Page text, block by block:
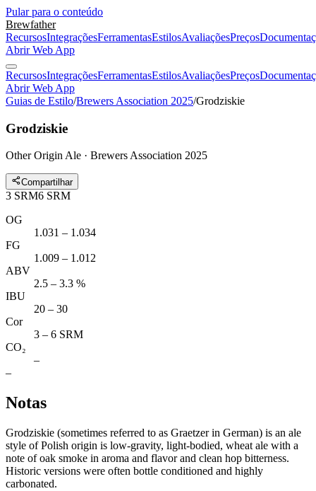
Pular para o conteúdo
Brewfather
RecursosIntegraçõesFerramentasEstilosAvaliaçõesPreços
Abrir Web App
RecursosIntegraçõesFerramentasEstilosAvaliaçõesPreços
Abrir Web App
Guias de Estilo/Brewers Association 2025/Grodziskie
Grodziskie
Other Origin Ale · Brewers Association 2025
Compartilhar
3 SRM6 SRM
OG
1.031 – 1.034
FG
1.009 – 1.012
ABV
2.5 – 3.3 %
IBU
20 – 30
Cor
3 – 6 SRM
CO₂
–
–
Notas
Grodziskie (sometimes referred to as Graetzer in German) is an ale
style of Polish origin is low-gravity, light-bodied, wheat ale with a
note of oak smoke in aroma and flavor and clean hop bitterness.
Historic versions were often bottle conditioned and highly
carbonated.